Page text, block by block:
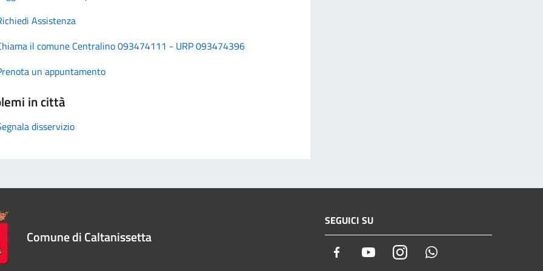
Assistenza
il comune Centralino 093474111 - URP 093474396
un appuntamento
in città
disservizio
Comune di Caltanissetta
SEGUICI SU
Facebook YoutubeInstagram